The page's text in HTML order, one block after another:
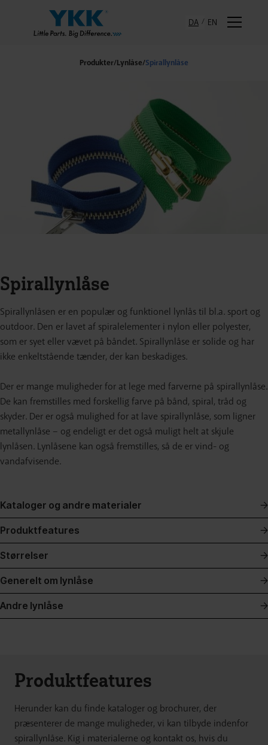
DA EN
Produkter/Lynlåse/Spirallynlåse
Spirallynlåse
Spirallynlåsen er en populær og funktionel lynlås til bl.a. sport og
outdoor. Den er lavet af spiralelementer i nylon eller polyester,
som er syet eller vævet på båndet. Spirallynlåse er solide og har
ikke enkeltstående tænder, der kan beskadiges.
Der er mange muligheder for at lege med farverne på spirallynlåse.
De kan fremstilles med forskellig farve på bånd, spiral, tråd og
skyder. Der er også mulighed for at lave spirallynlåse, som ligner
metallynlåse – og endeligt er det også muligt helt at skjule
lynlåsen. Lynlåsene kan også fremstilles, så de er vind- og
vandafvisende.
Kataloger og andre materialer
Produktfeatures
Størrelser
Generelt om lynlåse
Andre lynlåse
Produktfeatures
Herunder kan du finde kataloger og brochurer, der
præsenterer de mange muligheder, vi kan tilbyde indenfor
spirallynlåse. Kig i materialerne og kontakt os, hvis du